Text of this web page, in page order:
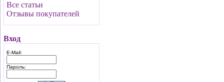
Все статьи
Отзывы покупателей
Вход
E-Mail:
Пароль: